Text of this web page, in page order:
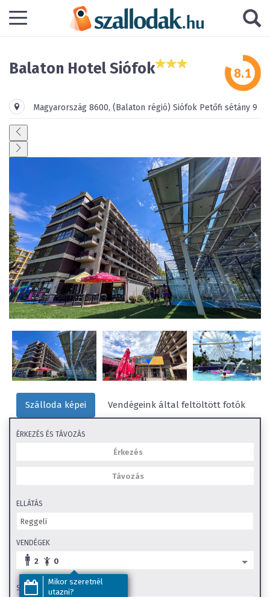
Balaton Hotel Siófok
Magyarország 8600, (Balaton régió) Siófok Petőfi sétány 9
Szálloda képei Vendégeink által feltöltött fotók
ÉRKEZÉS ÉS TÁVOZÁS
Mikor szeretnél
utazni?
ELLÁTÁS
VENDÉGEK
2 0
SZOBA TÍPUS